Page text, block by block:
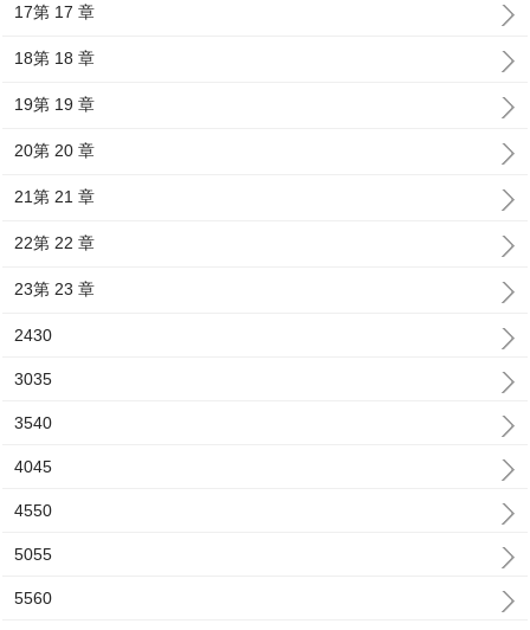
17第 17 章
18第 18 章
19第 19 章
20第 20 章
21第 21 章
22第 22 章
23第 23 章
2430
3035
3540
4045
4550
5055
5560